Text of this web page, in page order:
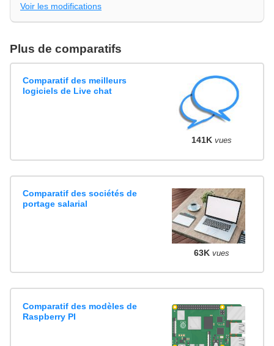
Voir les modifications
Plus de comparatifs
Comparatif des meilleurs
logiciels de Live chat
141K vues
Comparatif des sociétés de
portage salarial
63K vues
Comparatif des modèles de
Raspberry PI